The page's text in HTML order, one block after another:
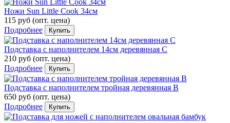
Ножи Sun Little Cook 34см
115 руб (опт. цена)
Подробнее
Купить
Подставка с наполнителем 14см деревянная C
210 руб (опт. цена)
Подробнее
Купить
Подставка с наполнителем тройная деревянная В
650 руб (опт. цена)
Подробнее
Купить